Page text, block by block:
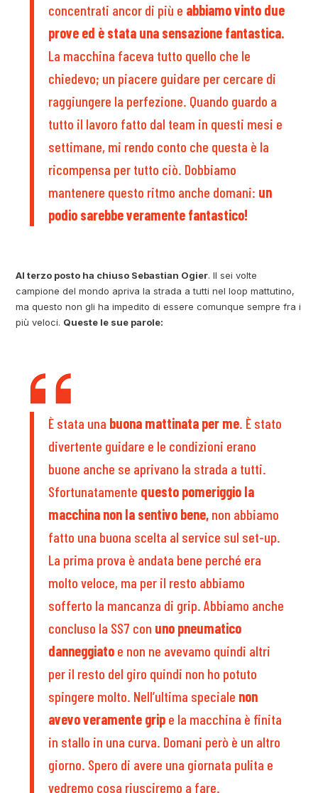
concentrati ancor di più e abbiamo vinto due
prove ed è stata una sensazione fantastica.
La macchina faceva tutto quello che le
chiedevo; un piacere guidare per cercare di
raggiungere la perfezione. Quando guardo a
tutto il lavoro fatto dal team in questi mesi e
settimane, mi rendo conto che questa è la
ricompensa per tutto ciò. Dobbiamo
mantenere questo ritmo anche domani: un
podio sarebbe veramente fantastico!
Al terzo posto ha chiuso Sebastian Ogier. Il sei volte
campione del mondo apriva la strada a tutti nel loop mattutino,
ma questo non gli ha impedito di essere comunque sempre fra i
più veloci. Queste le sue parole:
È stata una buona mattinata per me. È stato
divertente guidare e le condizioni erano
buone anche se aprivano la strada a tutti.
Sfortunatamente questo pomeriggio la
macchina non la sentivo bene, non abbiamo
fatto una buona scelta al service sul set-up.
La prima prova è andata bene perché era
molto veloce, ma per il resto abbiamo
sofferto la mancanza di grip. Abbiamo anche
concluso la SS7 con uno pneumatico
danneggiato e non ne avevamo quindi altri
per il resto del giro quindi non ho potuto
spingere molto. Nell’ultima speciale non
avevo veramente grip e la macchina è finita
in stallo in una curva. Domani però è un altro
giorno. Spero di avere una giornata pulita e
vedremo cosa riusciremo a fare.